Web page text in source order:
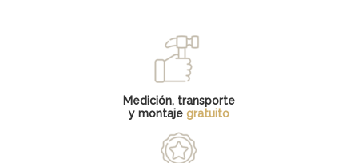
Medición, transporte
y montaje gratuito